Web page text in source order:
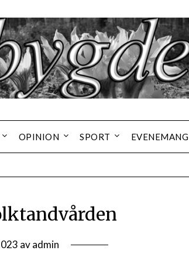
OPINION SPORT EVENEMANG
avadmin